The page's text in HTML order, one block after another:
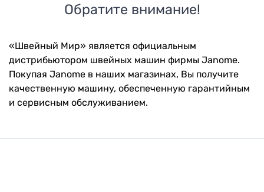
Обратите внимание!
«Швейный Мир» является официальным
дистрибьютором швейных машин фирмы Janome.
Покупая Janome в наших магазинах, Вы получите
качественную машину, обеспеченную гарантийным
и сервисным обслуживанием.